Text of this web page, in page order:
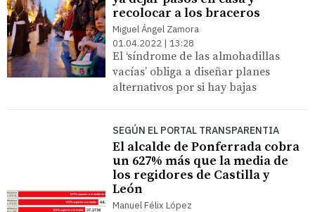
recolocar a los braceros
Miguel Ángel Zamora
01.04.2022 | 13:28
El ‘síndrome de las almohadillas
vacías’ obliga a diseñar planes
alternativos por si hay bajas
SEGÚN EL PORTAL TRANSPARENTIA
El alcalde de Ponferrada cobra
un 627% más que la media de
los regidores de Castilla y
León
Manuel Félix López